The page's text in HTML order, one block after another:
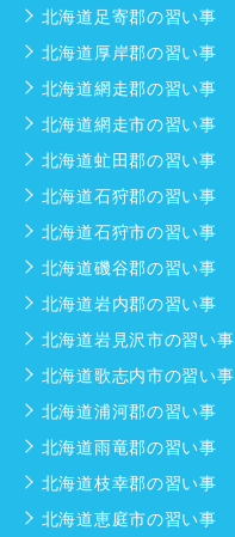
北海道足寄郡の習い事
北海道厚岸郡の習い事
北海道網走郡の習い事
北海道網走市の習い事
北海道虻田郡の習い事
北海道石狩郡の習い事
北海道石狩市の習い事
北海道磯谷郡の習い事
北海道岩内郡の習い事
北海道岩見沢市の習い事
北海道歌志内市の習い事
北海道浦河郡の習い事
北海道雨竜郡の習い事
北海道枝幸郡の習い事
北海道恵庭市の習い事